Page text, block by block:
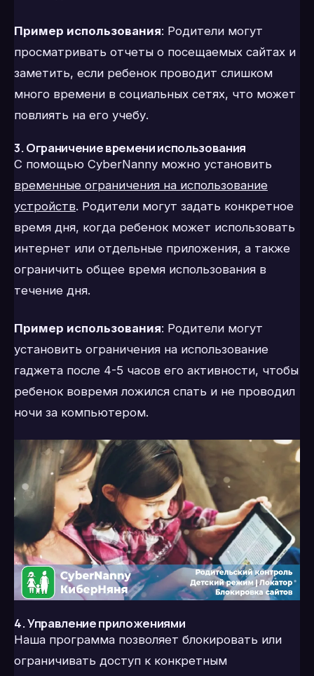
Пример использования: Родители могут
просматривать отчеты о посещаемых сайтах и
заметить, если ребенок проводит слишком
много времени в социальных сетях, что может
повлиять на его учебу.
3. Ограничение времени использования
С помощью CyberNanny можно установить
временные ограничения на использование
устройств. Родители могут задать конкретное
время дня, когда ребенок может использовать
интернет или отдельные приложения, а также
ограничить общее время использования в
течение дня.
Пример использования: Родители могут
установить ограничения на использование
гаджета после 4-5 часов его активности, чтобы
ребенок вовремя ложился спать и не проводил
ночи за компьютером.
4. Управление приложениями
Наша программа позволяет блокировать или
ограничивать доступ к конкретным